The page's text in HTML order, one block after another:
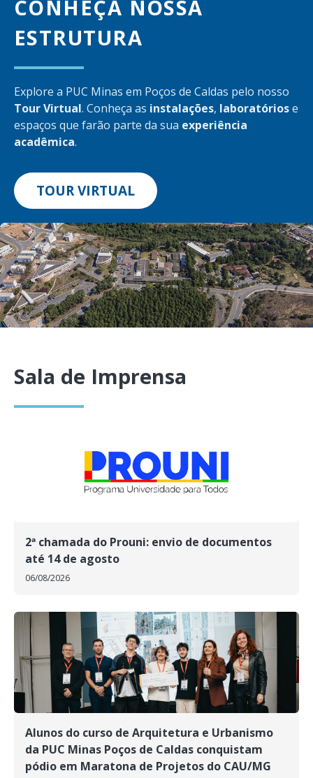
CONHEÇA NOSSA
ESTRUTURA
Explore a PUC Minas em Poços de Caldas pelo nosso
Tour Virtual. Conheça as instalações, laboratóriose
espaços que farão parte da sua experiência
acadêmica.
TOUR VIRTUAL
Sala de Imprensa
2ª chamada do Prouni: envio de documentos
até 14 de agosto
06/08/2026
Alunos do curso de Arquitetura e Urbanismo
da PUC Minas Poços de Caldas conquistam
pódio em Maratona de Projetos do CAU/MG